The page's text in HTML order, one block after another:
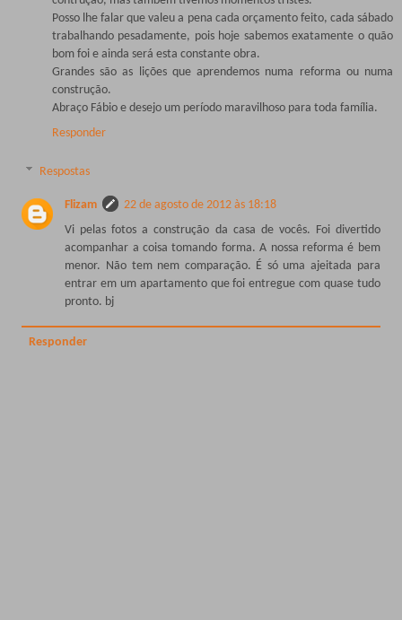
Posso lhe falar que valeu a pena cada orçamento feito, cada sábado
trabalhando pesadamente, pois hoje sabemos exatamente o quão
bom foi e ainda será esta constante obra.
Grandes são as lições que aprendemos numa reforma ou numa
construção.
Abraço Fábio e desejo um período maravilhoso para toda família.
Responder
Respostas
Flizam
22 de agosto de 2012 às 18:18
Vi pelas fotos a construção da casa de vocês. Foi divertido
acompanhar a coisa tomando forma. A nossa reforma é bem
menor. Não tem nem comparação. É só uma ajeitada para
entrar em um apartamento que foi entregue com quase tudo
pronto. bj
Responder